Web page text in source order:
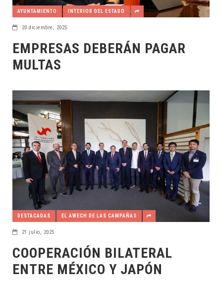
AYUNTAMIENTO INTERIOR DEL ESTADO
20 diciembre, 2025
EMPRESAS DEBERÁN PAGAR
MULTAS
DESTACADAS EL AWECH DE LAS CAMPAÑAS
21 julio, 2025
COOPERACIÓN BILATERAL
ENTRE MÉXICO Y JAPÓN